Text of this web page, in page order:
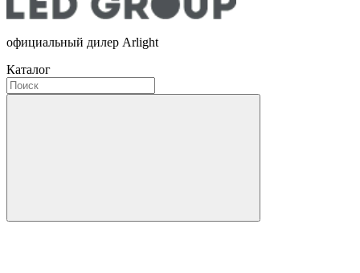
официальный дилер Arlight
Каталог